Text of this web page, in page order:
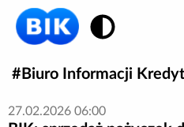
Wyszukiwarka
Biuro Informacji
27.02.2026 06:00